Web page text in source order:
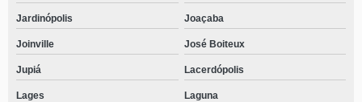
Jardinópolis Joaçaba
Joinville José Boiteux
Jupiá Lacerdópolis
Lages Laguna